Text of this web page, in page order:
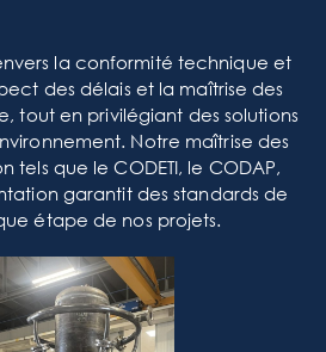
la conformité technique et
des délais et la maîtrise des
tout en privilégiant des solutions
Notre maîtrise des
tels que le CODETI, le CODAP,
garantit des standards de
étape de nos projets.